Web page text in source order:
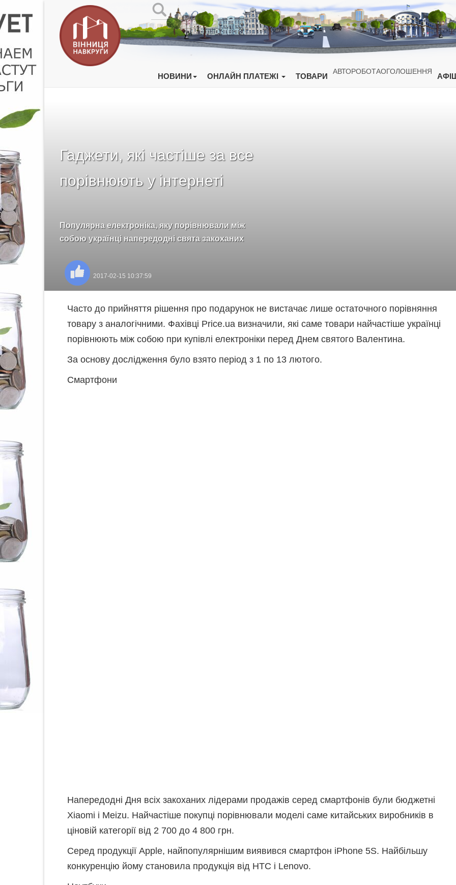
НОВИНИ ОНЛАЙН ПЛАТЕЖІ ТОВАРИ
АВТОРОБОТАОГОЛОШЕННЯ
Гаджети, які частіше за все
порівнюють у інтернеті
Популярна електроніка, яку порівнювали між
собою українці напередодні свята закоханих
2017-02-15 10:37:59
Часто до прийняття рішення про подарунок не вистачає лише остаточного порівняння
товару з аналогічними. Фахівці Price.ua визначили, які саме товари найчастіше українці
порівнюють між собою при купівлі електроніки перед Днем святого Валентина.
За основу дослідження було взято період з 1 по 13 лютого.
Смартфони
Напередодні Дня всіх закоханих лідерами продажів серед смартфонів були бюджетні
Xiaomi і Meizu. Найчастіше покупці порівнювали моделі саме китайських виробників в
ціновій категорії від 2 700 до 4 800 грн.
Серед продукції Apple, найпопулярнішим виявився смартфон iPhone 5S. Найбільшу
конкуренцію йому становила продукція від HTC і Lenovo.